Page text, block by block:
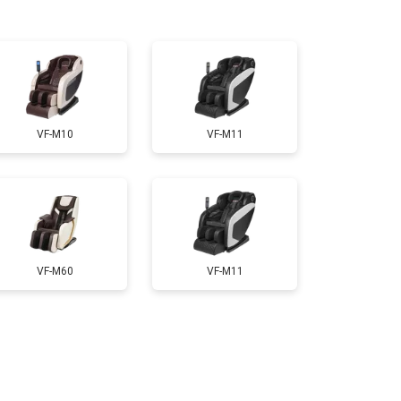
3300 ₽ Заказать
3200 ₽ Заказать
4400 ₽ Заказать
6200 ₽ Заказать
VF-M10 VF-M11
VF-M60 VF-M11